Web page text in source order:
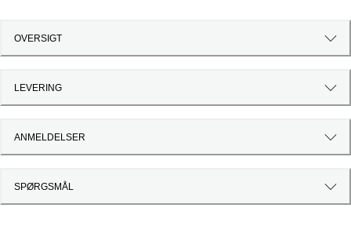
OVERSIGT
LEVERING
ANMELDELSER
SPØRGSMÅL